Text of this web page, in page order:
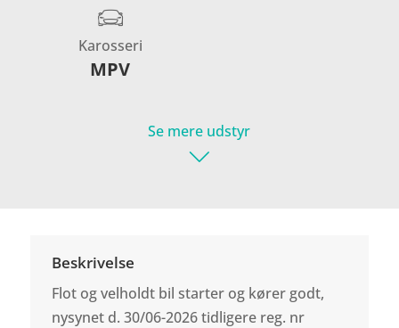
Karosseri
MPV
Se mere udstyr
Beskrivelse
Flot og velholdt bil starter og kører godt,
nysynet d. 30/06-2026 tidligere reg. nr